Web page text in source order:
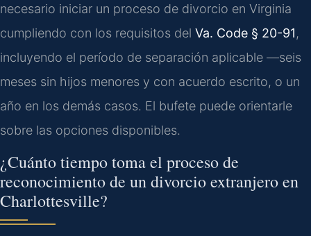
necesario iniciar un proceso de divorcio en Virginia
cumpliendo con los requisitos del Va. Code § 20-91,
incluyendo el período de separación aplicable —seis
meses sin hijos menores y con acuerdo escrito, o un
año en los demás casos. El bufete puede orientarle
sobre las opciones disponibles.
¿Cuánto tiempo toma el proceso de
reconocimiento de un divorcio extranjero en
Charlottesville?